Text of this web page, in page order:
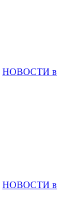
НОВОСТИ в
НОВОСТИ в